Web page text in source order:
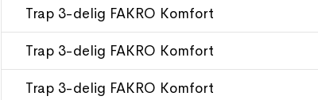
Trap 3-delig FAKRO Komfort
Trap 3-delig FAKRO Komfort
Trap 3-delig FAKRO Komfort